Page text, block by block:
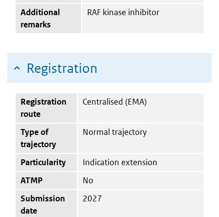
Additional
remarks
RAF kinase inhibitor
Registration
Registration
route
Centralised (EMA)
Type of
trajectory
Normal trajectory
Particularity
Indication extension
ATMP
No
Submission
date
2027